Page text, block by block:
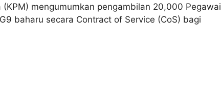
mengumumkan pengambilan 20,000 Pegawai
baharu secara Contract of Service (CoS) bagi